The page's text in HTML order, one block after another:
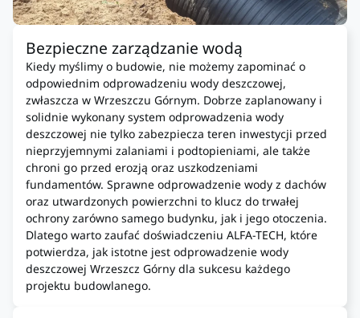
Bezpieczne zarządzanie wodą
Kiedy myślimy o budowie, nie możemy zapominać o
odpowiednim odprowadzeniu wody deszczowej,
zwłaszcza w Wrzeszczu Górnym. Dobrze zaplanowany i
solidnie wykonany system odprowadzenia wody
deszczowej nie tylko zabezpiecza teren inwestycji przed
nieprzyjemnymi zalaniami i podtopieniami, ale także
chroni go przed erozją oraz uszkodzeniami
fundamentów. Sprawne odprowadzenie wody z dachów
oraz utwardzonych powierzchni to klucz do trwałej
ochrony zarówno samego budynku, jak i jego otoczenia.
Dlatego warto zaufać doświadczeniu ALFA-TECH, które
potwierdza, jak istotne jest odprowadzenie wody
deszczowej Wrzeszcz Górny dla sukcesu każdego
projektu budowlanego.